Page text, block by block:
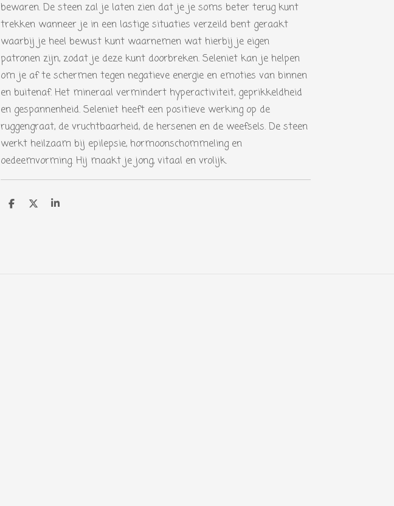
bewaren. De steen zal je laten zien dat je je soms beter terug kunt
trekken wanneer je in een lastige situaties verzeild bent geraakt
waarbij je heel bewust kunt waarnemen wat hierbij je eigen
patronen zijn, zodat je deze kunt doorbreken. Seleniet kan je helpen
om je af te schermen tegen negatieve energie en emoties van binnen
en buitenaf. Het mineraal vermindert hyperactiviteit, geprikkeldheid
en gespannenheid. Seleniet heeft een positieve werking op de
ruggengraat, de vruchtbaarheid, de hersenen en de weefsels. De steen
werkt heilzaam bij epilepsie, hormoonschommeling en
oedeemvorming. Hij maakt je jong, vitaal en vrolijk.
D D S